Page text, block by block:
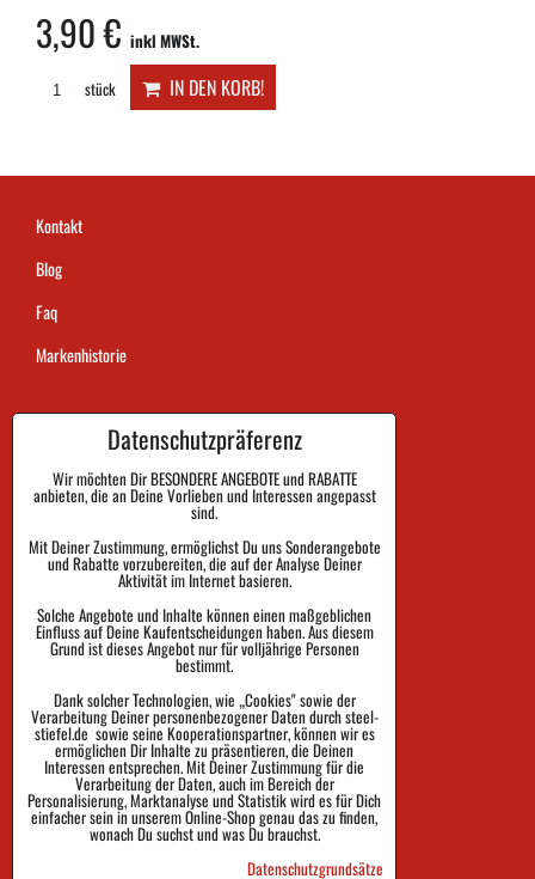
3,90 € inkl MWSt.
stück IN DEN KORB!
Kontakt
Blog
Faq
Markenhistorie
Dauer der Auftragsausführung
Zahlung
Warenrückgabe und Reklamation
Größe
Schutz der Privatsphäre
Sendungsverfolgung
Datenschutzpräferenz
Wir möchten Dir BESONDERE ANGEBOTE und RABATTE
anbieten, die an Deine Vorlieben und Interessen angepasst
sind.
Mit Deiner Zustimmung, ermöglichst Du uns Sonderangebote
und Rabatte vorzubereiten, die auf der Analyse Deiner
Aktivität im Internet basieren.
Solche Angebote und Inhalte können einen maßgeblichen
Einfluss auf Deine Kaufentscheidungen haben. Aus diesem
Grund ist dieses Angebot nur für volljährige Personen
bestimmt.
Dank solcher Technologien, wie „Cookies" sowie der
Verarbeitung Deiner personenbezogener Daten durch steel-
stiefel.de sowie seine Kooperationspartner, können wir es
ermöglichen Dir Inhalte zu präsentieren, die Deinen
Interessen entsprechen. Mit Deiner Zustimmung für die
Verarbeitung der Daten, auch im Bereich der
Personalisierung, Marktanalyse und Statistik wird es für Dich
einfacher sein in unserem Online-Shop genau das zu finden,
wonach Du suchst und was Du brauchst.
Datenschutzgrundsätze